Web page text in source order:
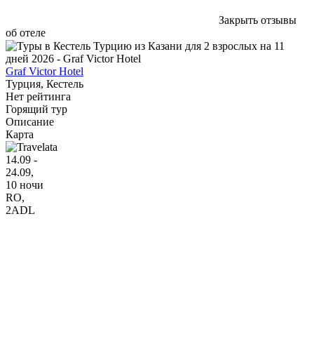
Закрыть отзывы
об отеле
Graf Victor Hotel
Турция, Кестель
Нет рейтинга
Горящий тур
Описание
Карта
14.09 -
24.09,
10 ночи
RO,
2ADL